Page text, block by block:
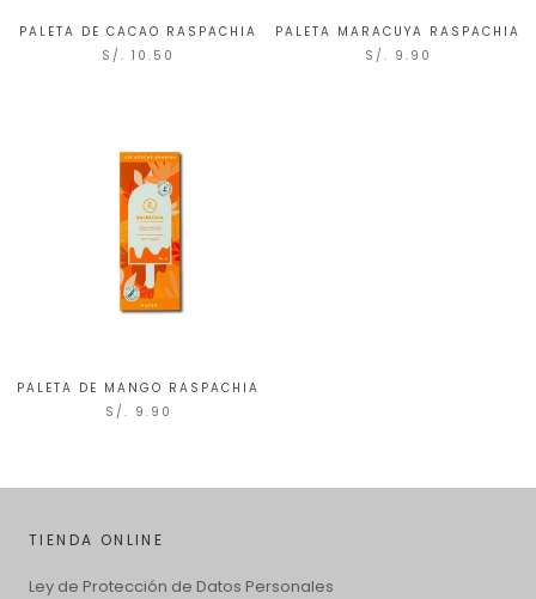
PALETA DE CACAO RASPACHIA
S/. 10.50
PALETA MARACUYA RASPACHIA
S/. 9.90
PALETA DE MANGO RASPACHIA
S/. 9.90
TIENDA ONLINE
Ley de Protección de Datos Personales